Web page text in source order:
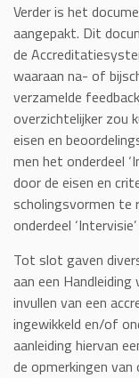
Verder is het
aangepakt. Dit
de
waaraan na- of
verzamelde
overzichtelijker zou
eisen en
men het onderdeel
door de eisen en
scholingsvormen te
onderdeel
Tot slot gaven
aan een
invullen van een
ingewikkeld en/of
aanleiding hiervan
de opmerkingen van